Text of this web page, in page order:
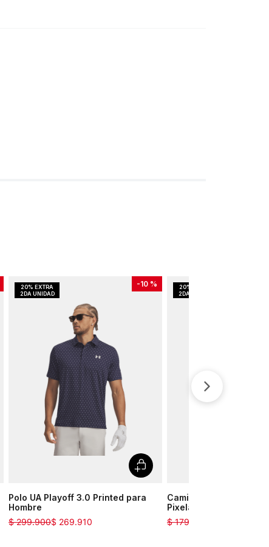
-10 %
Polo UA Playoff 3.0 Printed para
Hombre
$ 269.910
$ 299.900
Camiseta Training UA
Pixelate para Hombre
$ 179